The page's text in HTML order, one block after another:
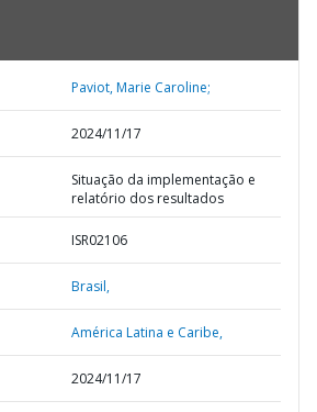
Paviot, Marie Caroline;
2024/11/17
Situação da implementação e
relatório dos resultados
ISR02106
Brasil,
América Latina e Caribe,
2024/11/17